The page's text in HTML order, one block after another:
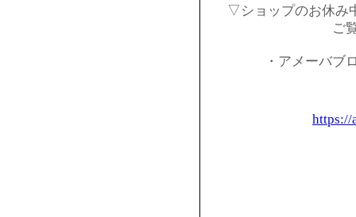
▽ショップのお休み
ご
・アメーバブ
https://